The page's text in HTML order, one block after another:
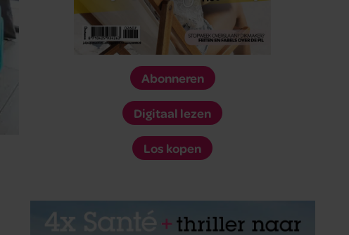
Abonneren
Digitaal lezen
Los kopen